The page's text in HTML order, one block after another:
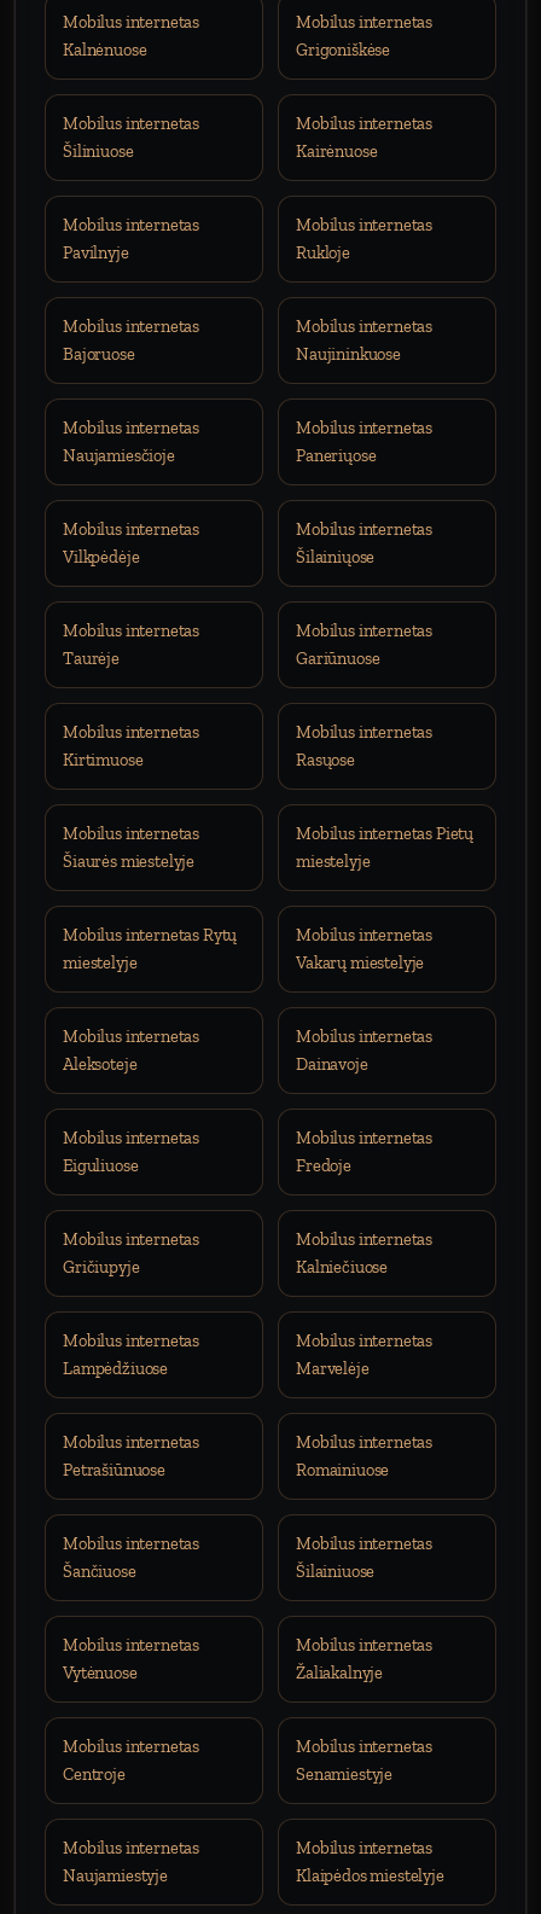
Mobilus internetas
Kalnėnuose
Mobilus internetas
Grigoniškėse
Mobilus internetas
Šiliniuose
Mobilus internetas
Kairėnuose
Mobilus internetas
Pavilnyje
Mobilus internetas
Rukloje
Mobilus internetas
Bajoruose
Mobilus internetas
Naujininkuose
Mobilus internetas
Naujamiesčioje
Mobilus internetas
Paneriųose
Mobilus internetas
Vilkpėdėje
Mobilus internetas
Šilainiųose
Mobilus internetas
Taurėje
Mobilus internetas
Gariūnuose
Mobilus internetas
Kirtimuose
Mobilus internetas
Rasųose
Mobilus internetas
Šiaurės miestelyje
Mobilus internetas Pietų
miestelyje
Mobilus internetas Rytų
miestelyje
Mobilus internetas
Vakarų miestelyje
Mobilus internetas
Aleksoteje
Mobilus internetas
Dainavoje
Mobilus internetas
Eiguliuose
Mobilus internetas
Fredoje
Mobilus internetas
Gričiupyje
Mobilus internetas
Kalniečiuose
Mobilus internetas
Lampėdžiuose
Mobilus internetas
Marvelėje
Mobilus internetas
Petrašiūnuose
Mobilus internetas
Romainiuose
Mobilus internetas
Šančiuose
Mobilus internetas
Šilainiuose
Mobilus internetas
Vytėnuose
Mobilus internetas
Žaliakalnyje
Mobilus internetas
Centroje
Mobilus internetas
Senamiestyje
Mobilus internetas
Naujamiestyje
Mobilus internetas
Klaipėdos miestelyje